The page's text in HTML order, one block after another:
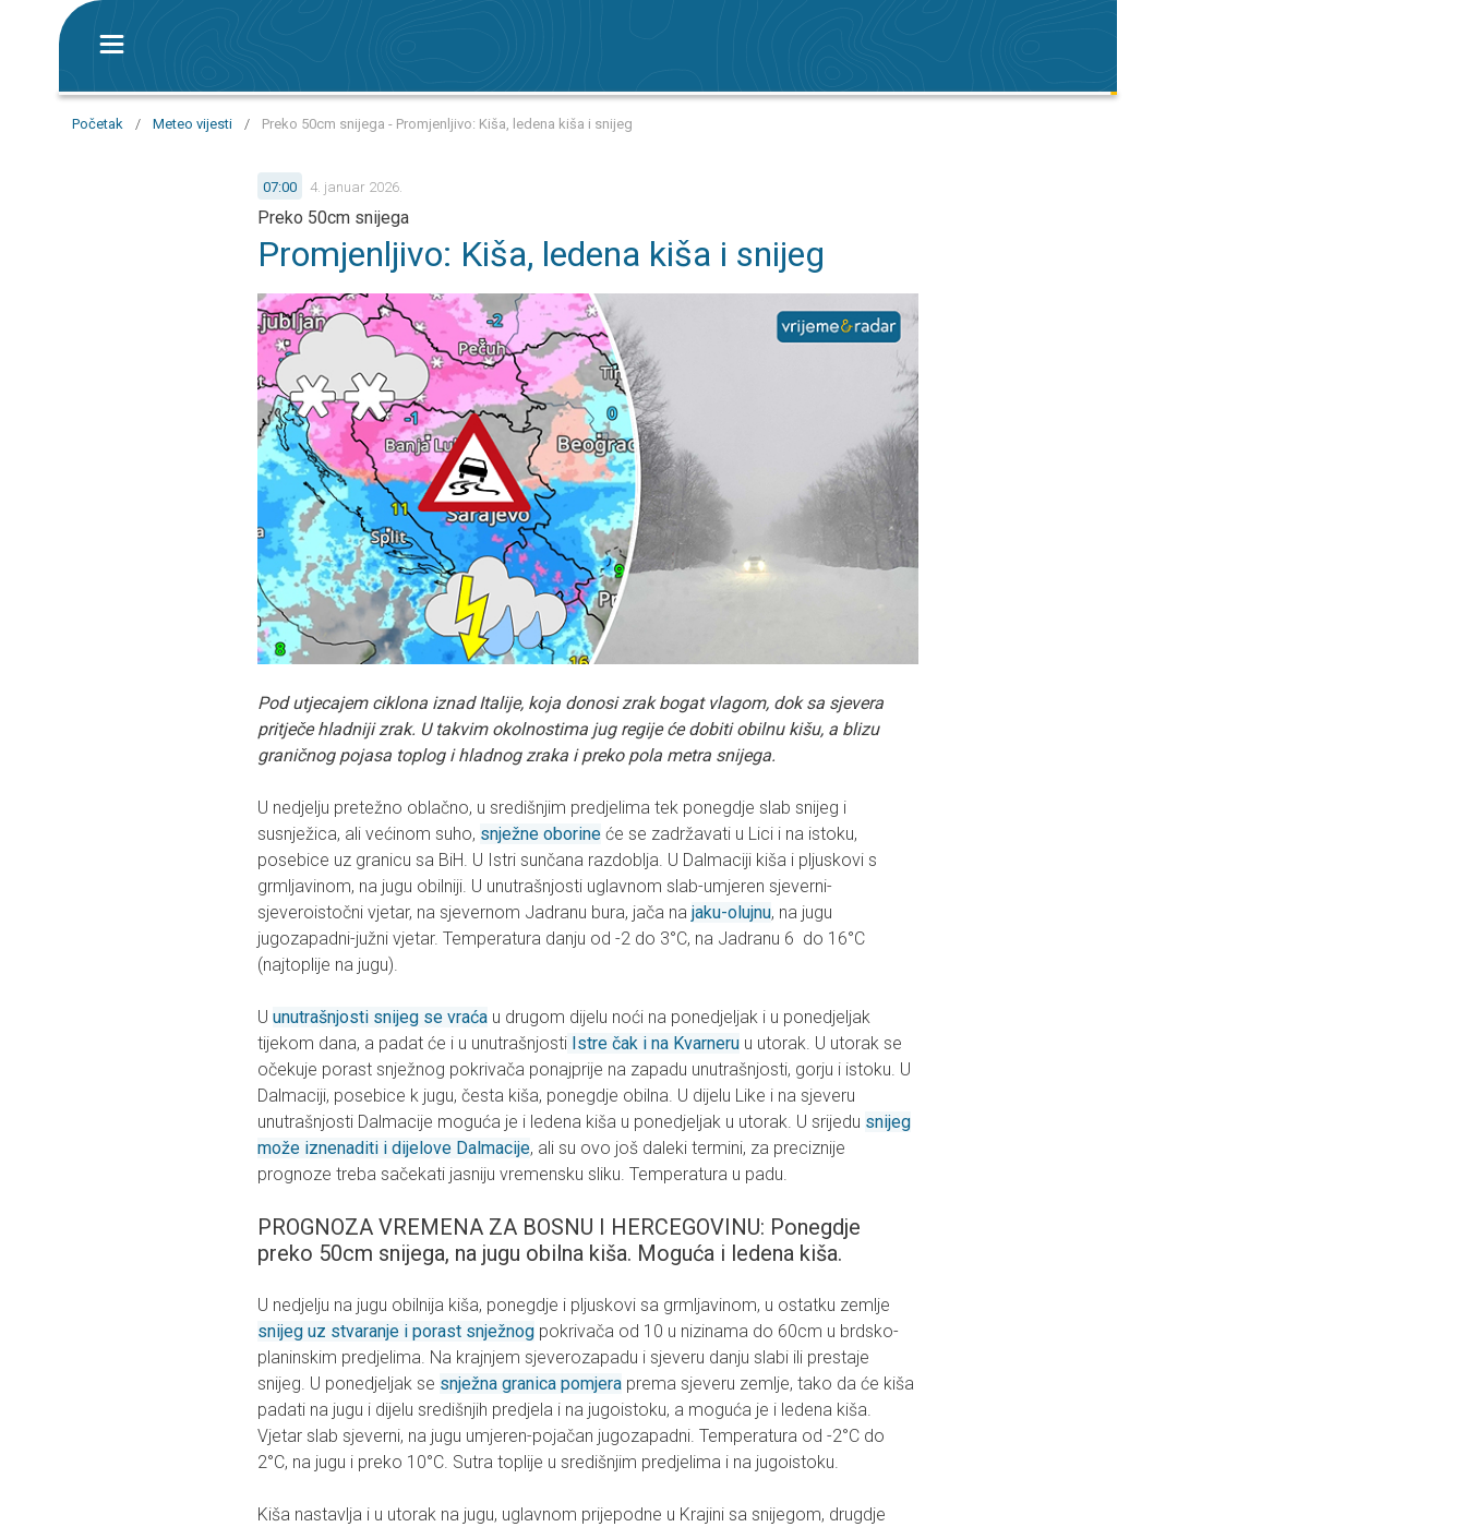
Početak / Meteo vijesti / Preko 50cm snijega - Promjenljivo: Kiša, ledena kiša i snijeg
07:00 4. januar 2026.
Preko 50cm snijega
Promjenljivo: Kiša, ledena kiša i snijeg
Pod utjecajem ciklona iznad Italije, koja donosi zrak bogat vlagom, dok sa sjevera
pritječe hladniji zrak. U takvim okolnostima jug regije će dobiti obilnu kišu, a blizu
graničnog pojasa toplog i hladnog zraka i preko pola metra snijega.
U nedjelju pretežno oblačno, u središnjim predjelima tek ponegdje slab snijeg i
susnježica, ali većinom suho, snježne oborine će se zadržavati u Lici i na istoku,
posebice uz granicu sa BiH. U Istri sunčana razdoblja. U Dalmaciji kiša i pljuskovi s
grmljavinom, na jugu obilniji. U unutrašnjosti uglavnom slab-umjeren sjeverni-
sjeveroistočni vjetar, na sjevernom Jadranu bura, jača na jaku-olujnu, na jugu
jugozapadni-južni vjetar. Temperatura danju od -2 do 3°C, na Jadranu 6 do 16°C
(najtoplije na jugu).
U unutrašnjosti snijeg se vraća u drugom dijelu noći na ponedjeljak i u ponedjeljak
tijekom dana, a padat će i u unutrašnjosti Istre čak i na Kvarneru u utorak. U utorak se
očekuje porast snježnog pokrivača ponajprije na zapadu unutrašnjosti, gorju i istoku. U
Dalmaciji, posebice k jugu, česta kiša, ponegdje obilna. U dijelu Like i na sjeveru
unutrašnjosti Dalmacije moguća je i ledena kiša u ponedjeljak u utorak. U srijedu snijeg
može iznenaditi i dijelove Dalmacije, ali su ovo još daleki termini, za preciznije
prognoze treba sačekati jasniju vremensku sliku. Temperatura u padu.
PROGNOZA VREMENA ZA BOSNU I HERCEGOVINU: Ponegdje
preko 50cm snijega, na jugu obilna kiša. Moguća i ledena kiša.
U nedjelju na jugu obilnija kiša, ponegdje i pljuskovi sa grmljavinom, u ostatku zemlje
snijeg uz stvaranje i porast snježnog pokrivača od 10 u nizinama do 60cm u brdsko-
planinskim predjelima. Na krajnjem sjeverozapadu i sjeveru danju slabi ili prestaje
snijeg. U ponedjeljak se snježna granica pomjera prema sjeveru zemlje, tako da će kiša
padati na jugu i dijelu središnjih predjela i na jugoistoku, a moguća je i ledena kiša.
Vjetar slab sjeverni, na jugu umjeren-pojačan jugozapadni. Temperatura od -2°C do
2°C, na jugu i preko 10°C. Sutra toplije u središnjim predjelima i na jugoistoku.
Kiša nastavlja i u utorak na jugu, uglavnom prijepodne u Krajini sa snijegom, drugdje